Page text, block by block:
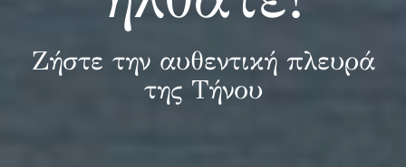
Ζήστε την αυθεντική πλευρά
της Τήνου